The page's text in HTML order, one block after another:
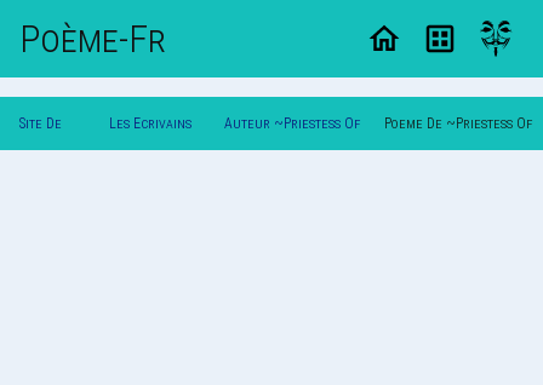
Poème-Fr
Site De Les Ecrivains Auteur ~Priestess Of Poeme De ~Priestess Of